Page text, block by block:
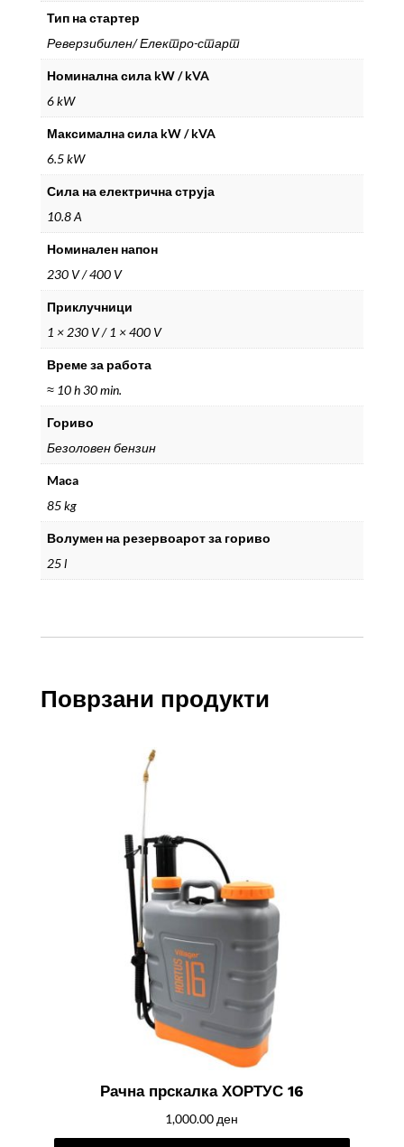
Тип на стартер
Реверзибилен/ Електро-старт
Номинална сила kW / kVA
6 kW
Максималнa сила kW / kVA
6.5 kW
Сила на електрична струја
10.8 A
Номинален напон
230 V / 400 V
Приклучници
1 × 230 V / 1 × 400 V
Време за работа
≈ 10 h 30 min.
Гориво
Безоловен бензин
Maсa
85 kg
Волумен на резервоарот за гориво
25 l
Поврзани продукти
Рачна прскалка ХОРТУС 16
1,000.00 ден